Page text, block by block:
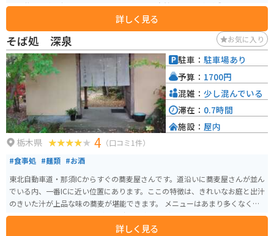
ある牧場の姿を損なわないよう、できる限り自然のままの姿が残されていま
販売やアイスクリーム作り体験、おいしいグルメを楽しむことができます。
また、乗馬や「めぇ～めぇ～広場」と呼ばれるエリアで動物と触れ合うこと
も可能です。さらに「お食事処 庄屋」や「ジンギスカンハウスサンガ」、
「つむじかふぇ」など、いくつかの食事処やカフェがあります。特に、「ジン
ギスカンハウスサンガ」では、ヘルシーで柔らかなラムジンギスカンが人気
です。 営業時間は8:00～17:30で、アクセスについては、東北自動車道那須IC
から車で約15分、約11kmの距離にあります。入り口近くにバイク専用駐車場
もあります。
詳しく見る
そば処 深泉 お気に入り
栃木県 4 （口コミ1件）
#食事処 #麺類 #お酒
東北自動車道・那須ICからすぐの蕎麦屋さんです。道沿いに蕎麦屋さんが並ん
でいる内、一番ICに近い位置にあります。ここの特徴は、きれいなお庭と出汁
のきいた汁が上品な味の蕎麦が堪能できます。 メニューはあまり多くなく、
蕎麦と天ぷらがメインですが、昼時はお客さんが途切れることなく入ってき
詳しく見る
駐車： 駐車場あり
予算： 1700円
混雑： 少し混んでいる
滞在： 0.7時間
施設： 屋内